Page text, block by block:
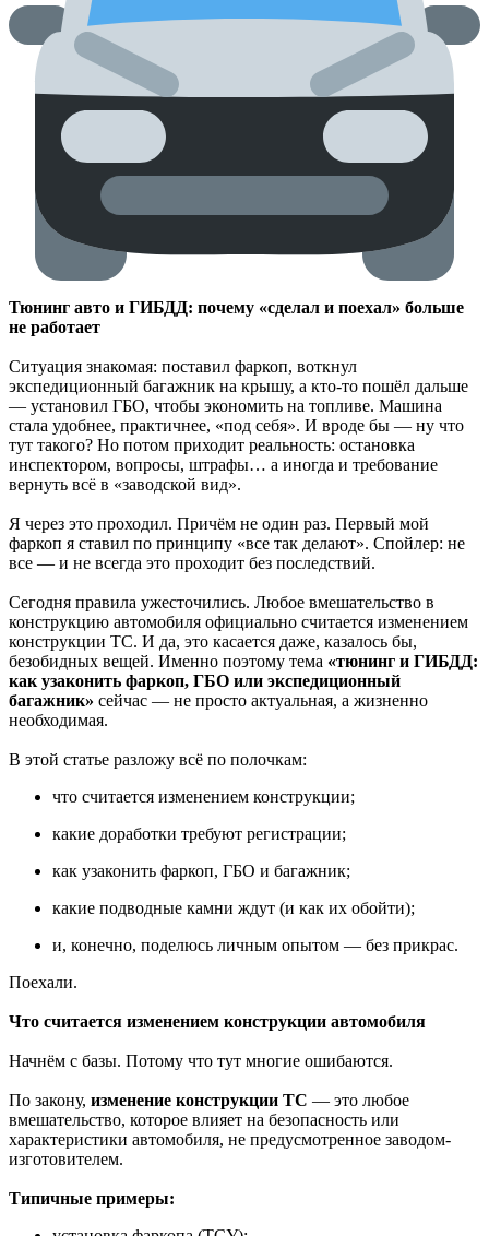
Тюнинг авто и ГИБДД: почему «сделал и поехал» больше
не работает
Ситуация знакомая: поставил фаркоп, воткнул
экспедиционный багажник на крышу, а кто-то пошёл дальше
— установил ГБО, чтобы экономить на топливе. Машина
стала удобнее, практичнее, «под себя». И вроде бы — ну что
тут такого? Но потом приходит реальность: остановка
инспектором, вопросы, штрафы… а иногда и требование
вернуть всё в «заводской вид».
Я через это проходил. Причём не один раз. Первый мой
фаркоп я ставил по принципу «все так делают». Спойлер: не
все — и не всегда это проходит без последствий.
Сегодня правила ужесточились. Любое вмешательство в
конструкцию автомобиля официально считается изменением
конструкции ТС. И да, это касается даже, казалось бы,
безобидных вещей. Именно поэтому тема «тюнинг и ГИБДД:
как узаконить фаркоп, ГБО или экспедиционный
багажник» сейчас — не просто актуальная, а жизненно
необходимая.
В этой статье разложу всё по полочкам:
что считается изменением конструкции;
какие доработки требуют регистрации;
как узаконить фаркоп, ГБО и багажник;
какие подводные камни ждут (и как их обойти);
и, конечно, поделюсь личным опытом — без прикрас.
Поехали.
Что считается изменением конструкции автомобиля
Начнём с базы. Потому что тут многие ошибаются.
По закону, изменение конструкции ТС — это любое
вмешательство, которое влияет на безопасность или
характеристики автомобиля, не предусмотренное заводом-
изготовителем.
Типичные примеры: